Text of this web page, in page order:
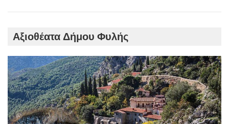
Αξιοθέατα Δήμου Φυλής